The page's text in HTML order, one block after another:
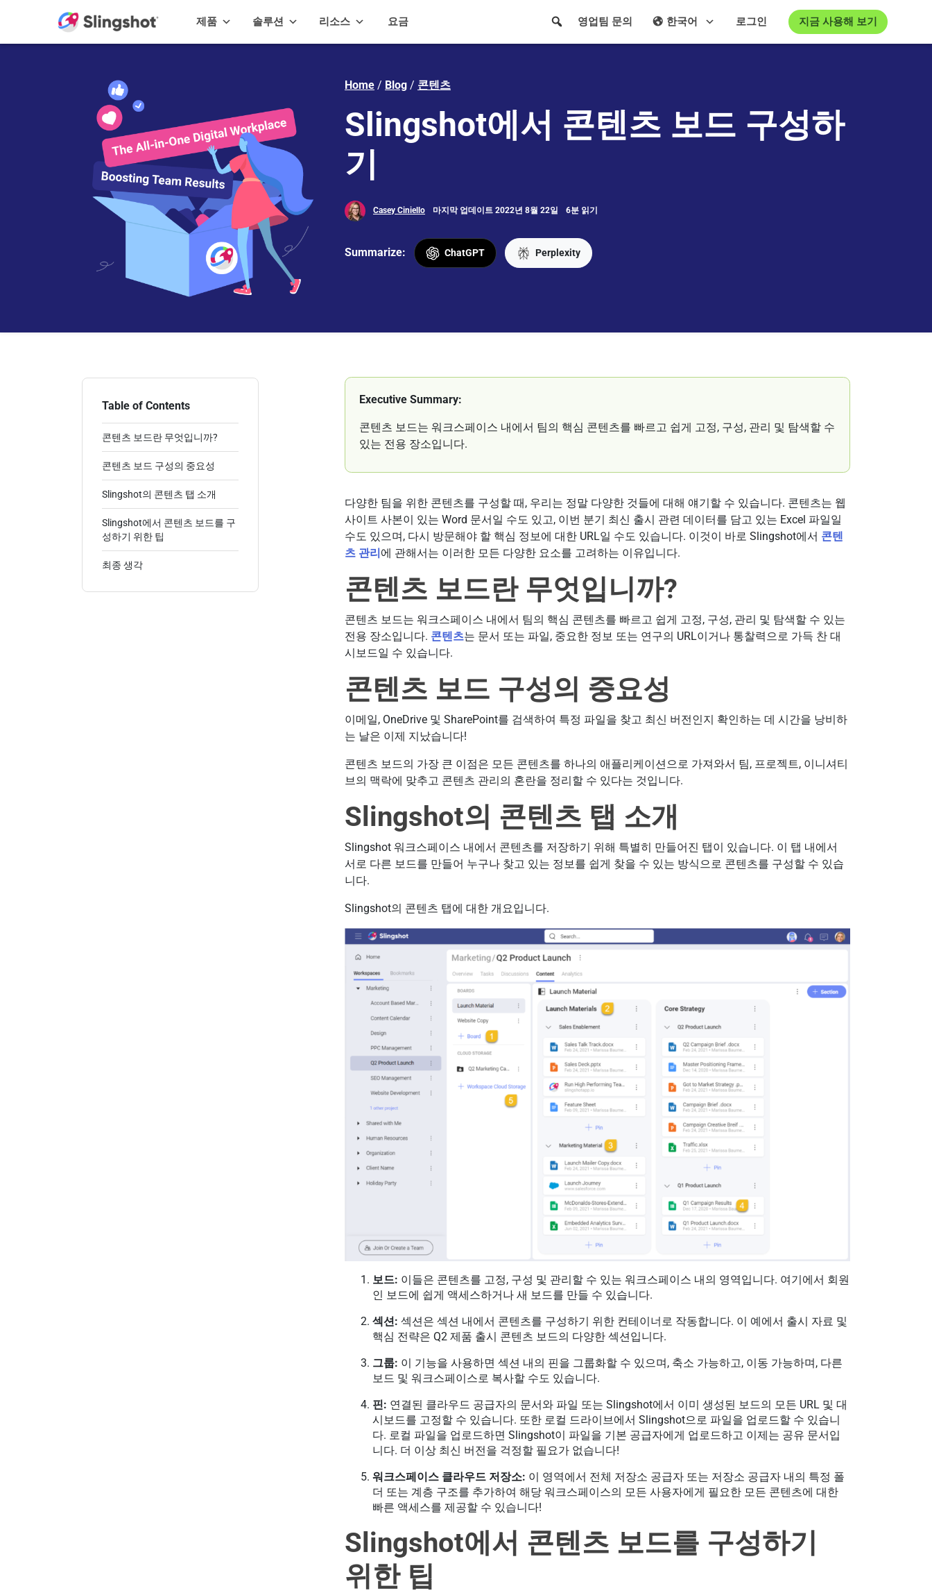
제품 솔루션 리소스 요금 지금 사용해 보기
로그인
한국어
영업팀 문의
Home / Blog / 콘텐츠
Slingshot에서 콘텐츠 보드 구성하
기
Casey Ciniello 마지막 업데이트 2022년 8월 22일 6분 읽기
Summarize: ChatGPT Perplexity
Table of Contents
콘텐츠 보드란 무엇입니까?
콘텐츠 보드 구성의 중요성
Slingshot의 콘텐츠 탭 소개
Slingshot에서 콘텐츠 보드를 구
성하기 위한 팁
최종 생각
Executive Summary:
콘텐츠 보드는 워크스페이스 내에서 팀의 핵심 콘텐츠를 빠르고 쉽게 고정, 구성, 관리 및 탐색할 수
있는 전용 장소입니다.
다양한 팀을 위한 콘텐츠를 구성할 때, 우리는 정말 다양한 것들에 대해 얘기할 수 있습니다. 콘텐츠는 웹
사이트 사본이 있는 Word 문서일 수도 있고, 이번 분기 최신 출시 관련 데이터를 담고 있는 Excel 파일일
수도 있으며, 다시 방문해야 할 핵심 정보에 대한 URL일 수도 있습니다. 이것이 바로 Slingshot에서 콘텐
츠 관리에 관해서는 이러한 모든 다양한 요소를 고려하는 이유입니다.
콘텐츠 보드란 무엇입니까?
콘텐츠 보드는 워크스페이스 내에서 팀의 핵심 콘텐츠를 빠르고 쉽게 고정, 구성, 관리 및 탐색할 수 있는
전용 장소입니다. 콘텐츠는 문서 또는 파일, 중요한 정보 또는 연구의 URL이거나 통찰력으로 가득 찬 대
시보드일 수 있습니다.
콘텐츠 보드 구성의 중요성
이메일, OneDrive 및 SharePoint를 검색하여 특정 파일을 찾고 최신 버전인지 확인하는 데 시간을 낭비하
는 날은 이제 지났습니다!
콘텐츠 보드의 가장 큰 이점은 모든 콘텐츠를 하나의 애플리케이션으로 가져와서 팀, 프로젝트, 이니셔티
브의 맥락에 맞추고 콘텐츠 관리의 혼란을 정리할 수 있다는 것입니다.
Slingshot의 콘텐츠 탭 소개
Slingshot 워크스페이스 내에서 콘텐츠를 저장하기 위해 특별히 만들어진 탭이 있습니다. 이 탭 내에서
서로 다른 보드를 만들어 누구나 찾고 있는 정보를 쉽게 찾을 수 있는 방식으로 콘텐츠를 구성할 수 있습
니다.
Slingshot의 콘텐츠 탭에 대한 개요입니다.
보드: 이들은 콘텐츠를 고정, 구성 및 관리할 수 있는 워크스페이스 내의 영역입니다. 여기에서 회원
인 보드에 쉽게 액세스하거나 새 보드를 만들 수 있습니다.
섹션: 섹션은 섹션 내에서 콘텐츠를 구성하기 위한 컨테이너로 작동합니다. 이 예에서 출시 자료 및
핵심 전략은 Q2 제품 출시 콘텐츠 보드의 다양한 섹션입니다.
그룹: 이 기능을 사용하면 섹션 내의 핀을 그룹화할 수 있으며, 축소 가능하고, 이동 가능하며, 다른
보드 및 워크스페이스로 복사할 수도 있습니다.
핀: 연결된 클라우드 공급자의 문서와 파일 또는 Slingshot에서 이미 생성된 보드의 모든 URL 및 대
시보드를 고정할 수 있습니다. 또한 로컬 드라이브에서 Slingshot으로 파일을 업로드할 수 있습니
다. 로컬 파일을 업로드하면 Slingshot이 파일을 기본 공급자에게 업로드하고 이제는 공유 문서입
니다. 더 이상 최신 버전을 걱정할 필요가 없습니다!
워크스페이스 클라우드 저장소: 이 영역에서 전체 저장소 공급자 또는 저장소 공급자 내의 특정 폴
더 또는 계층 구조를 추가하여 해당 워크스페이스의 모든 사용자에게 필요한 모든 콘텐츠에 대한
빠른 액세스를 제공할 수 있습니다!
Slingshot에서 콘텐츠 보드를 구성하기
위한 팁